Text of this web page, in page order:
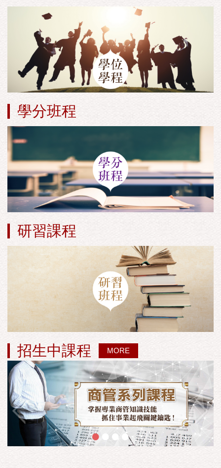
學分班程
研習課程
招生中課程 MORE
••••